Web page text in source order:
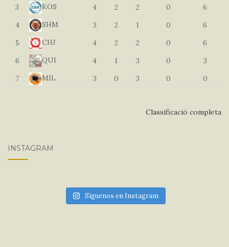
3
KOS 4 2 2 0
6
4
SHM 3 2 1 0
6
5
CHJ 4 2 2 0
6
6
QUI 4 1 3 0
3
7
MIL 3 0 3 0 0
Classificació completa
INSTAGRAM
Síguenos en Instagram